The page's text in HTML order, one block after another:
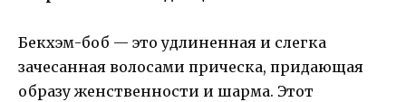
Бекхэм-боб — это удлиненная и слегка
зачесанная волосами прическа, придающая
образу женственности и шарма. Этот